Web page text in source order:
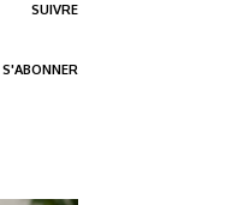
SUIVRE
S'ABONNER